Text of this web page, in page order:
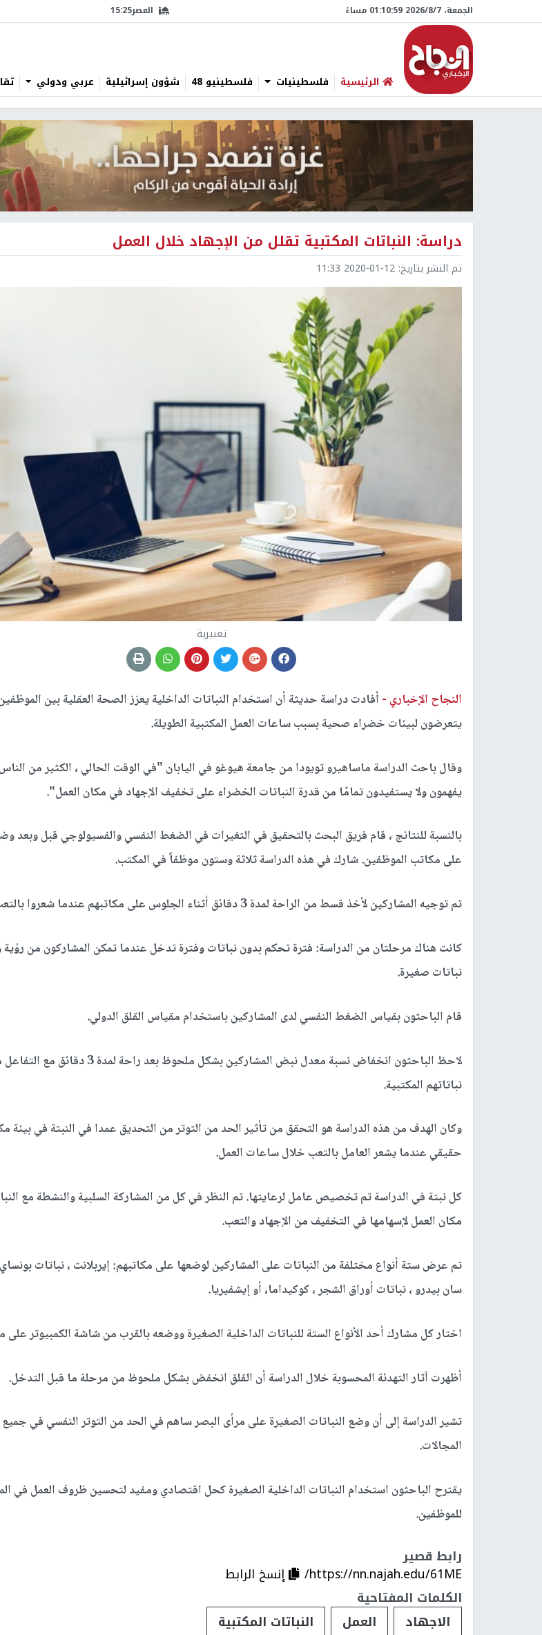
الجمعة، 7/‏8/‏2026 01:11:00 مساءً العصر15:25
الرئيسية فلسطينيات فلسطينيو 48 شؤون إسرائيلية عربي ودولي
دراسة: النباتات المكتبية تقلل من الإجهاد خلال العمل
تم النشر بتاريخ: 2020-01-12 11:33
تعبيرية
النجاح الإخباري - أفادت دراسة حديثة أن استخدام النباتات الداخلية يعزز الصحة العقلية بين
يتعرضون لبيئات خضراء صحية بسبب ساعات العمل المكتبية الطويلة.
وقال باحث الدراسة ماساهيرو تويودا من جامعة هيوغو في اليابان "في الوقت الحالي ، الكثير من
يفهمون ولا يستفيدون تمامًا من قدرة النباتات الخضراء على تخفيف الإجهاد في مكان العمل".
بالنسبة للنتائج ، قام فريق البحث بالتحقيق في التغيرات في الضغط النفسي والفسيولوجي قبل وبعد
على مكاتب الموظفين. شارك في هذه الدراسة ثلاثة وستون موظفاً في المكتب.
تم توجيه المشاركين لأخذ قسط من الراحة لمدة 3 دقائق أثناء الجلوس على مكاتبهم عندما شعروا بالتعب.
كانت هناك مرحلتان من الدراسة: فترة تحكم بدون نباتات وفترة تدخل عندما تمكن المشاركون من رؤية
نباتات صغيرة.
قام الباحثون بقياس الضغط النفسي لدى المشاركين باستخدام مقياس القلق الدولي.
لاحظ الباحثون انخفاض نسبة معدل نبض المشاركين بشكل ملحوظ بعد راحة لمدة 3 دقائق
نباتاتهم المكتبية.
وكان الهدف من هذه الدراسة هو التحقق من تأثير الحد من التوتر من التحديق عمدا في النبتة في بيئة
حقيقي عندما يشعر العامل بالتعب خلال ساعات العمل.
كل نبتة في الدراسة تم تخصيص عامل لرعايتها. تم النظر في كل من المشاركة السلبية والنشطة مع
مكان العمل لإسهامها في التخفيف من الإجهاد والتعب.
تم عرض ستة أنواع مختلفة من النباتات على المشاركين لوضعها على مكاتبهم: إيربلانت ، نباتات
سان بيدرو ، نباتات أوراق الشجر ، كوكيداما، أو إيشفيريا.
اختار كل مشارك أحد الأنواع الستة للنباتات الداخلية الصغيرة ووضعه بالقرب من شاشة الكمبيوتر على
أظهرت آثار التهدئة المحسوبة خلال الدراسة أن القلق انخفض بشكل ملحوظ من مرحلة ما قبل التدخل.
تشير الدراسة إلى أن وضع النباتات الصغيرة على مرأى البصر ساهم في الحد من التوتر النفسي في جميع
المجالات.
يقترح الباحثون استخدام النباتات الداخلية الصغيرة كحل اقتصادي ومفيد لتحسين ظروف العمل في
للموظفين.
رابط قصير
https://nn.najah.edu/61ME/
إنسخ الرابط
الكلمات المفتاحية
الاجهاد
العمل النباتات المكتبية